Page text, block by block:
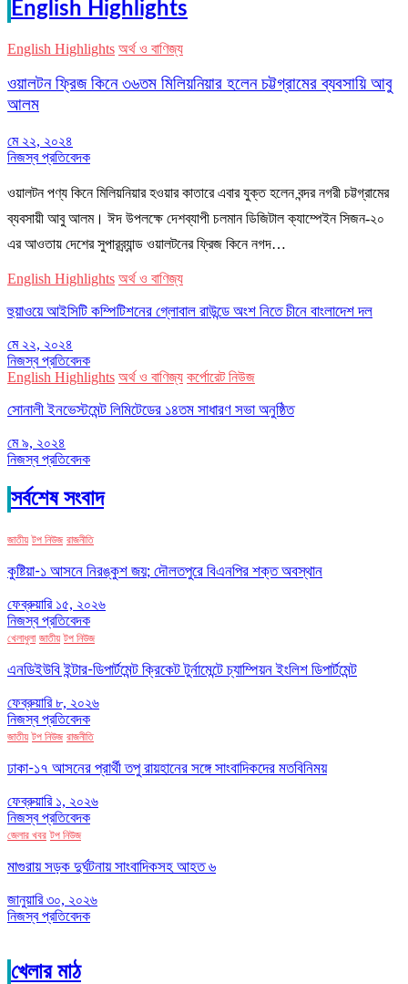
English Highlights
English Highlights অর্থ ও বাণিজ্য
ওয়ালটন ফ্রিজ কিনে ৩৬তম মিলিয়নিয়ার হলেন চট্টগ্রামের ব্যবসায়ি আবু
আলম
মে ২২, ২০২৪
নিজস্ব প্রতিবেদক
ওয়ালটন পণ্য কিনে মিলিয়নিয়ার হওয়ার কাতারে এবার যুক্ত হলেন বন্দর নগরী চট্টগ্রামের
ব্যবসায়ী আবু আলম। ঈদ উপলক্ষে দেশব্যাপী চলমান ডিজিটাল ক্যাম্পেইন সিজন-২০
এর আওতায় দেশের সুপারব্র্যান্ড ওয়ালটনের ফ্রিজ কিনে নগদ…
English Highlights অর্থ ও বাণিজ্য
হুয়াওয়ে আইসিটি কম্পিটিশনের গ্লোবাল রাউন্ডে অংশ নিতে চীনে বাংলাদেশ দল
মে ২২, ২০২৪
নিজস্ব প্রতিবেদক
English Highlights অর্থ ও বাণিজ্য কর্পোরেট নিউজ
সোনালী ইনভেস্টমেন্ট লিমিটেডের ১৪তম সাধারণ সভা অনুষ্ঠিত
মে ৯, ২০২৪
নিজস্ব প্রতিবেদক
সর্বশেষ সংবাদ
জাতীয় টপ নিউজ রাজনীতি
কুষ্টিয়া-১ আসনে নিরঙ্কুশ জয়; দৌলতপুরে বিএনপির শক্ত অবস্থান
ফেব্রুয়ারি ১৫, ২০২৬
নিজস্ব প্রতিবেদক
খেলাধুলা জাতীয় টপ নিউজ
এনডিইউবি ইন্টার-ডিপার্টমেন্ট ক্রিকেট টুর্নামেন্টে চ্যাম্পিয়ন ইংলিশ ডিপার্টমেন্ট
ফেব্রুয়ারি ৮, ২০২৬
নিজস্ব প্রতিবেদক
জাতীয় টপ নিউজ রাজনীতি
ঢাকা-১৭ আসনের প্রার্থী তপু রায়হানের সঙ্গে সাংবাদিকদের মতবিনিময়
ফেব্রুয়ারি ১, ২০২৬
নিজস্ব প্রতিবেদক
জেলার খবর টপ নিউজ
মাগুরায় সড়ক দুর্ঘটনায় সাংবাদিকসহ আহত ৬
জানুয়ারি ৩০, ২০২৬
নিজস্ব প্রতিবেদক
খেলার মাঠ